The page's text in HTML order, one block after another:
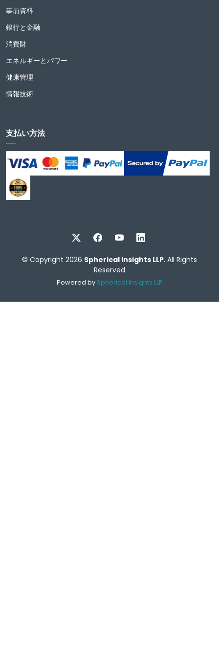
事前資料
銀行と金融
消費財
エネルギーとパワー
健康管理
情報技術
支払い方法
© Copyright 2026 Spherical Insights LLP. All Rights
Reserved
Powered by Spherical Insights LLP